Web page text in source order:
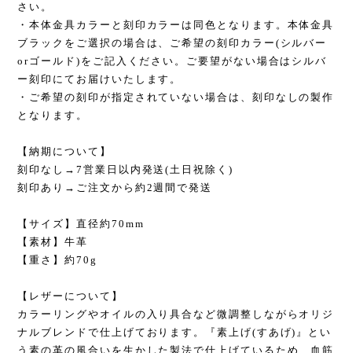
さい。
・本体金具カラーと刻印カラーは同色となります。本体金具
ブラックをご選択の場合は、ご希望の刻印カラー(シルバー
orゴールド)をご記入ください。ご要望がない場合はシルバ
ー刻印にてお届けいたします。
・ご希望の刻印が指定されていない場合は、刻印なしの製作
となります。
【納期について】
刻印なし→7営業日以内発送(土日祝除く)
刻印あり→ご注文から約2週間で発送
【サイズ】直径約70mm
【素材】牛革
【重さ】約70g
【レザーについて】
カラーリングやオイルの入り具合など微調整しながらオリジ
ナルブレンドで仕上げております。『素上げ(すあげ)』とい
う素の革の風合いを生かした製法で仕上げているため、血筋